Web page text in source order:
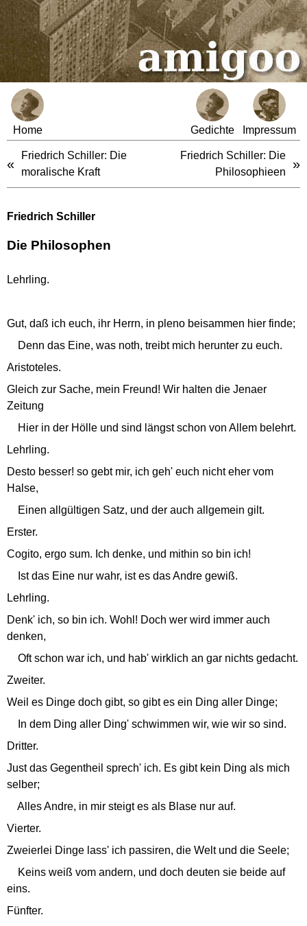
Home Gedichte Impressum
«
Friedrich Schiller: Die
moralische Kraft
Friedrich Schiller: Die
Philosophieen
»
Friedrich Schiller
Die Philosophen
Lehrling.
Gut, daß ich euch, ihr Herrn, in pleno beisammen hier finde;
Denn das Eine, was noth, treibt mich herunter zu euch.
Aristoteles.
Gleich zur Sache, mein Freund! Wir halten die Jenaer
Zeitung
Hier in der Hölle und sind längst schon von Allem belehrt.
Lehrling.
Desto besser! so gebt mir, ich geh' euch nicht eher vom
Halse,
Einen allgültigen Satz, und der auch allgemein gilt.
Erster.
Cogito, ergo sum. Ich denke, und mithin so bin ich!
Ist das Eine nur wahr, ist es das Andre gewiß.
Lehrling.
Denk' ich, so bin ich. Wohl! Doch wer wird immer auch
denken,
Oft schon war ich, und hab' wirklich an gar nichts gedacht.
Zweiter.
Weil es Dinge doch gibt, so gibt es ein Ding aller Dinge;
In dem Ding aller Ding' schwimmen wir, wie wir so sind.
Dritter.
Just das Gegentheil sprech' ich. Es gibt kein Ding als mich
selber;
Alles Andre, in mir steigt es als Blase nur auf.
Vierter.
Zweierlei Dinge lass' ich passiren, die Welt und die Seele;
Keins weiß vom andern, und doch deuten sie beide auf
eins.
Fünfter.